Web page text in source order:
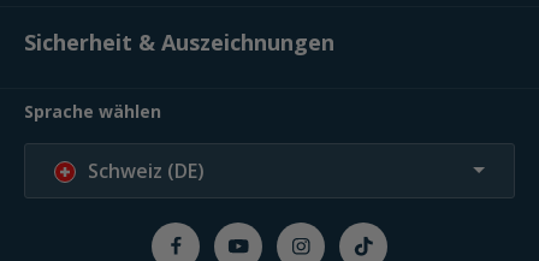
Sicherheit & Auszeichnungen
Sprache wählen
Schweiz (DE)